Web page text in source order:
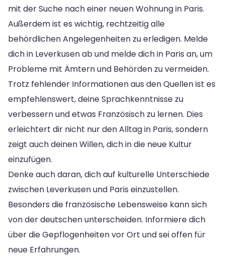
mit der Suche nach einer neuen Wohnung in Paris.
Außerdem ist es wichtig, rechtzeitig alle
behördlichen Angelegenheiten zu erledigen. Melde
dich in Leverkusen ab und melde dich in Paris an, um
Probleme mit Ämtern und Behörden zu vermeiden.
Trotz fehlender Informationen aus den Quellen ist es
empfehlenswert, deine Sprachkenntnisse zu
verbessern und etwas Französisch zu lernen. Dies
erleichtert dir nicht nur den Alltag in Paris, sondern
zeigt auch deinen Willen, dich in die neue Kultur
einzufügen.
Denke auch daran, dich auf kulturelle Unterschiede
zwischen Leverkusen und Paris einzustellen.
Besonders die französische Lebensweise kann sich
von der deutschen unterscheiden. Informiere dich
über die Gepflogenheiten vor Ort und sei offen für
neue Erfahrungen.